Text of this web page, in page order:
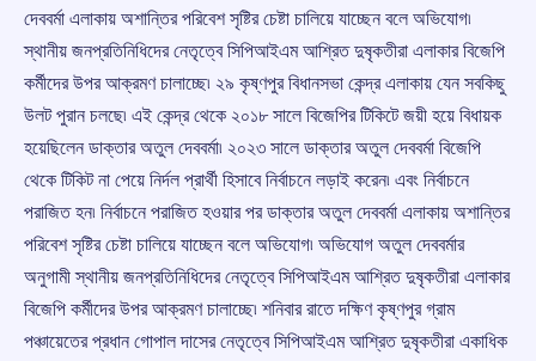
দেববর্মা এলাকায় অশান্তির পরিবেশ সৃষ্টির চেষ্টা চালিয়ে যাচ্ছেন বলে অভিযোগ৷
স্থানীয় জনপ্রতিনিধিদের নেতৃত্বে সিপিআইএম আশ্রিত দুষৃকতীরা এলাকার বিজেপি
কর্মীদের উপর আক্রমণ চালাচ্ছে৷ ২৯ কৃষ্ণপুর বিধানসভা কেন্দ্র এলাকায় যেন সবকিছু
উলট পুরান চলছে৷ এই কেন্দ্র থেকে ২০১৮ সালে বিজেপির টিকিটে জয়ী হয়ে বিধায়ক
হয়েছিলেন ডাক্তার অতুল দেববর্মা৷ ২০২৩ সালে ডাক্তার অতুল দেববর্মা বিজেপি
থেকে টিকিট না পেয়ে নির্দল প্রার্থী হিসাবে নির্বাচনে লড়াই করেন৷ এবং নির্বাচনে
পরাজিত হন৷ নির্বাচনে পরাজিত হওয়ার পর ডাক্তার অতুল দেববর্মা এলাকায় অশান্তির
পরিবেশ সৃষ্টির চেষ্টা চালিয়ে যাচ্ছেন বলে অভিযোগ৷ অভিযোগ অতুল দেববর্মার
অনুগামী স্থানীয় জনপ্রতিনিধিদের নেতৃত্বে সিপিআইএম আশ্রিত দুষৃকতীরা এলাকার
বিজেপি কর্মীদের উপর আক্রমণ চালাচ্ছে৷ শনিবার রাতে দক্ষিণ কৃষ্ণপুর গ্রাম
পঞ্চায়েতের প্রধান গোপাল দাসের নেতৃত্বে সিপিআইএম আশ্রিত দুষৃকতীরা একাধিক